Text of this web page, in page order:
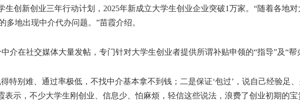
创新创业三年行动计划，2025年新成立大学生创业企业突破1万家。“随着各地
多地出现中介代办问题。”苗霞介绍。
在社交媒体大量发帖，专门针对大学生创业者提供所谓补贴申领的“指导”及“帮
别难、通过率极低，不找中介基本拿不到钱；二是保证‘包过’，说自己经验足
表示，不少大学生刚创业、信息少、怕麻烦，轻信这些说法，浪费了创业初期的